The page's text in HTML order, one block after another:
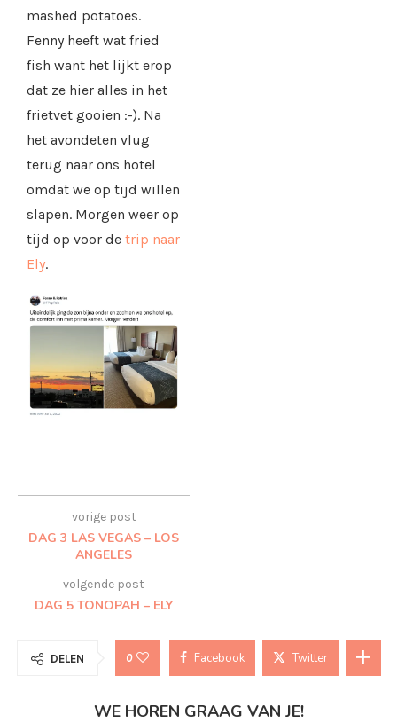
mashed potatoes.
Fenny heeft wat fried
fish want het lijkt erop
dat ze hier alles in het
frietvet gooien :-). Na
het avondeten vlug
terug naar ons hotel
omdat we op tijd willen
slapen. Morgen weer op
tijd op voor de trip naar
Ely.
vorige post
DAG 3 LAS VEGAS – LOS
ANGELES
volgende post
DAG 5 TONOPAH – ELY
DELEN 0 Facebook Twitter
WE HOREN GRAAG VAN JE!